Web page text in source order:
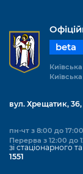
beta
вул. Хрещатик, 36,
пн-чт з 8:00 до
Перерва з 12:00 до
зі стаціонарного
1551